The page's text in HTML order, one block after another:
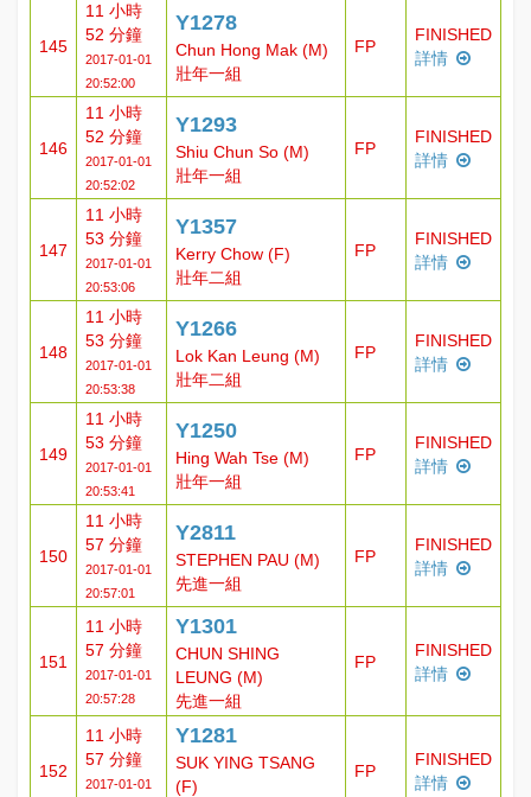
145
11 小時
52 分鐘
2017-01-01
20:52:00
Y1278
Chun Hong Mak (M)
壯年一組
FP
FINISHED
詳情
146
11 小時
52 分鐘
2017-01-01
20:52:02
Y1293
Shiu Chun So (M)
壯年一組
FP
FINISHED
詳情
147
11 小時
53 分鐘
2017-01-01
20:53:06
Y1357
Kerry Chow (F)
壯年二組
FP
FINISHED
詳情
148
11 小時
53 分鐘
2017-01-01
20:53:38
Y1266
Lok Kan Leung (M)
壯年二組
FP
FINISHED
詳情
149
11 小時
53 分鐘
2017-01-01
20:53:41
Y1250
Hing Wah Tse (M)
壯年一組
FP
FINISHED
詳情
150
11 小時
57 分鐘
2017-01-01
20:57:01
Y2811
STEPHEN PAU (M)
先進一組
FP
FINISHED
詳情
151
11 小時
57 分鐘
2017-01-01
20:57:28
Y1301
CHUN SHING
LEUNG (M)
先進一組
FP
FINISHED
詳情
152
11 小時
57 分鐘
2017-01-01
Y1281
SUK YING TSANG
(F)
FP
FINISHED
詳情